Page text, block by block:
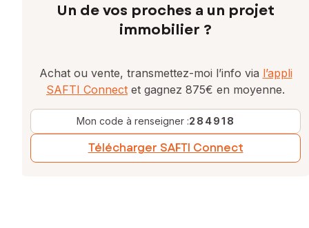
Un de vos proches a un projet
immobilier ?
Achat ou vente, transmettez-moi l’info via l’appli
SAFTI Connect et gagnez 875€ en moyenne.
Mon code à renseigner :284918
Télécharger SAFTI Connect